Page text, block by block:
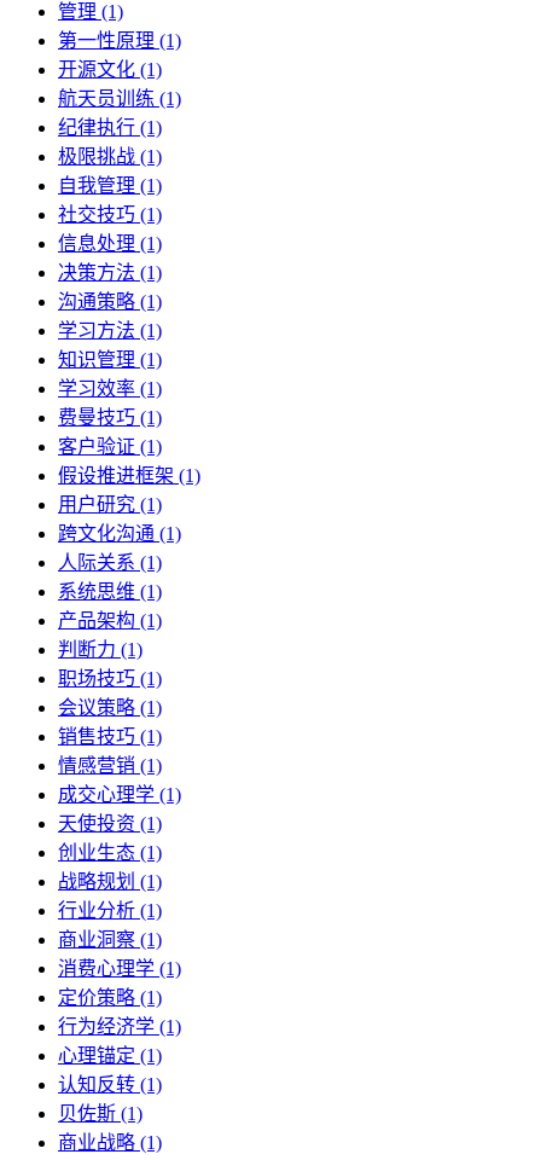
管理 (1)
第一性原理 (1)
开源文化 (1)
航天员训练 (1)
纪律执行 (1)
极限挑战 (1)
自我管理 (1)
社交技巧 (1)
信息处理 (1)
决策方法 (1)
沟通策略 (1)
学习方法 (1)
知识管理 (1)
学习效率 (1)
费曼技巧 (1)
客户验证 (1)
假设推进框架 (1)
用户研究 (1)
跨文化沟通 (1)
人际关系 (1)
系统思维 (1)
产品架构 (1)
判断力 (1)
职场技巧 (1)
会议策略 (1)
销售技巧 (1)
情感营销 (1)
成交心理学 (1)
天使投资 (1)
创业生态 (1)
战略规划 (1)
行业分析 (1)
商业洞察 (1)
消费心理学 (1)
定价策略 (1)
行为经济学 (1)
心理锚定 (1)
认知反转 (1)
贝佐斯 (1)
商业战略 (1)